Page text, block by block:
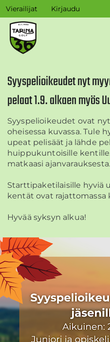
Vierailijat Kirjaudu
Syyspelioikeudet nyt
pelaat 1.9. alkaen myös
Syyspelioikeudet ovat
oheisessa kuvassa. Tule
upeat pelisäät ja lähde
huippukuntoisille
matkaasi ajanvarauksesta.
Starttipaketilaisille hyviä
kentät ovat rajattomassa
Hyvää syksyn alkua!